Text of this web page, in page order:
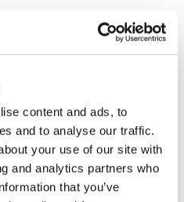
content and ads, to
and to analyse our traffic.
your use of our site with
and analytics partners who
that you’ve
commandes de plus de 229 $
des dangers liés au